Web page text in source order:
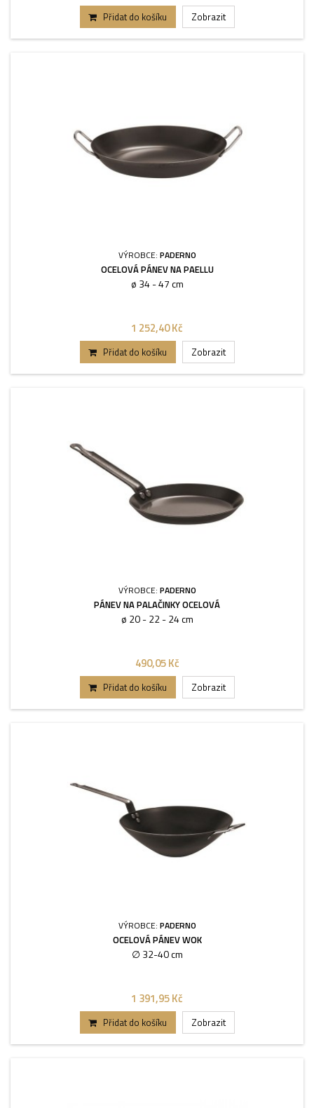
Přidat do košíku Zobrazit
VÝROBCE: PADERNO
OCELOVÁ PÁNEV NA PAELLU
ø 34 - 47 cm
1 252,40 Kč
Přidat do košíku Zobrazit
VÝROBCE: PADERNO
PÁNEV NA PALAČINKY OCELOVÁ
ø 20 - 22 - 24 cm
490,05 Kč
Přidat do košíku Zobrazit
VÝROBCE: PADERNO
OCELOVÁ PÁNEV WOK
∅ 32-40 cm
1 391,95 Kč
Přidat do košíku Zobrazit